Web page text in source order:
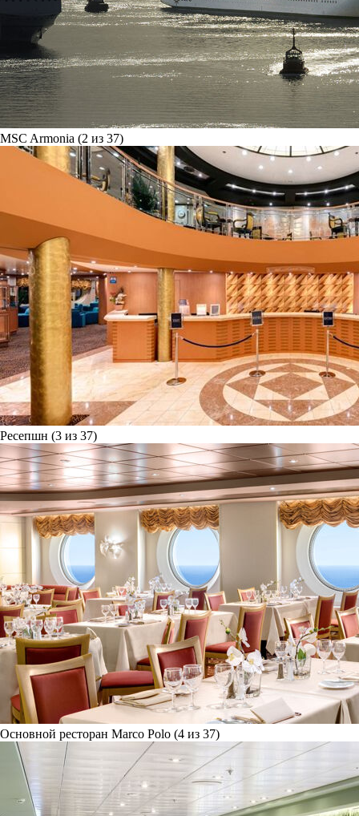
MSC Armonia (2 из 37)
Ресепшн (3 из 37)
Основной ресторан Marco Polo (4 из 37)